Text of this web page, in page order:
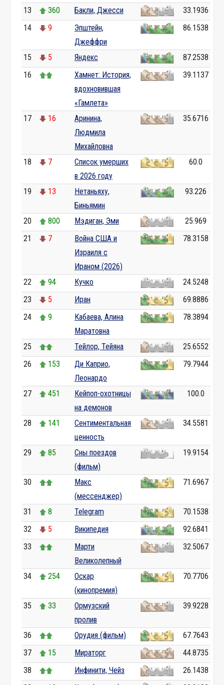
13 360 Бакли, Джесси
33.1936
14
9
Эпштейн,
Джеффри
86.1538
15 5 Яндекс
87.2538
16
Хамнет: История,
вдохновившая
«Гамлета»
39.1137
17 16
Аринина,
Людмила
Михайловна
35.6716
18 7
Список умерших
в 2026 году
60.0
19 13
Нетаньяху,
Биньямин
93.226
20 800 Мэдиган, Эми
25.969
21
7
Война США и
Израиля с
Ираном (2026)
78.3158
22 94 Кучко
24.5248
23
5 Иран
69.8886
24
9
Кабаева, Алина
Маратовна
78.3894
25 Тейлор, Тейяна
25.6552
26
153
Ди Каприо,
Леонардо
79.7944
27 451
Кейпоп-охотницы
на демонов
100.0
28 141
Сентиментальная
ценность
34.5581
29 85
Сны поездов
(фильм)
19.9154
30
Макс
(мессенджер)
71.6967
31 8 Telegram
70.1538
32
5 Википедия
92.6841
33
Марти
Великолепный
32.5067
34 254
Оскар
(кинопремия)
70.7706
35 33
Ормузский
пролив
39.9228
36 Орудия (фильм)
67.7643
37
15 Мираторг
44.8735
38
Инфинити, Чейз
26.1438